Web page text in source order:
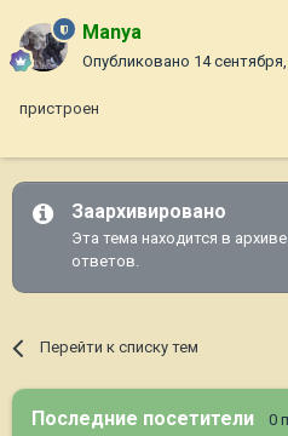
Manya
Опубликовано 14
пристроен
Заархивировано
Эта тема находится в
ответов.
Перейти к списку тем
Последние посетители 0